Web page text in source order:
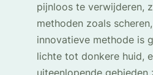
pijnloos te verwijderen,
methoden zoals
innovatieve methode is
lichte tot donkere huid,